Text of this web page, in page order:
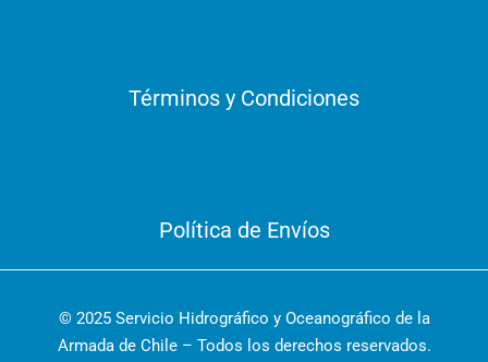
Términos y Condiciones
Política de Envíos
© 2025 Servicio Hidrográfico y Oceanográfico de la
Armada de Chile – Todos los derechos reservados.